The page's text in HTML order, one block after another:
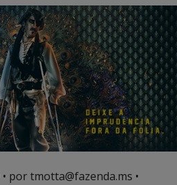
• por tmotta@fazenda.ms •